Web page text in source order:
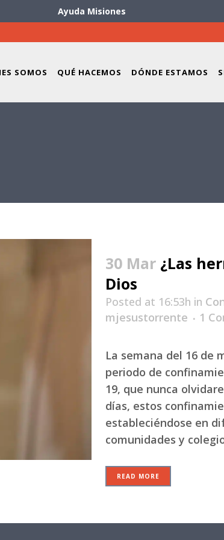
Ayuda Misiones
SOMOS QUÉ HACEMOS DÓNDE ESTAMOS
30 Mar ¿Las
Dios
Posted at 16:53h in
mjesustorrente
1
La semana del 16 de
periodo de
19, que nunca
días, estos
estableciéndose en
comunidades y
READ MORE